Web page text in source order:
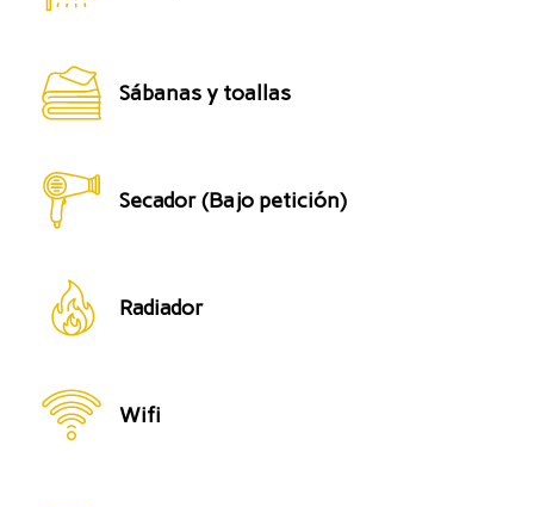
Sábanas y toallas
Secador (Bajo petición)
Radiador
Wifi